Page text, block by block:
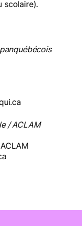
scolaire).
/ ACLAM